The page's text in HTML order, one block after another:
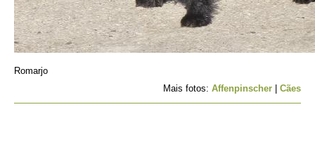
Romarjo
Mais fotos: Affenpinscher Cães